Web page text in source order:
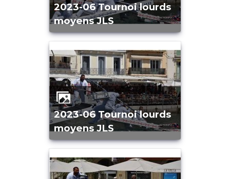
2023-06 Tournoi lourds
moyens JLS
2023-06 Tournoi lourds
moyens JLS